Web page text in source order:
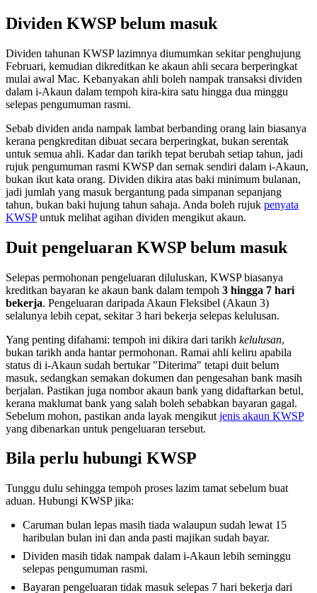
Dividen KWSP belum masuk
Dividen tahunan KWSP lazimnya diumumkan sekitar penghujung
Februari, kemudian dikreditkan ke akaun ahli secara berperingkat
mulai awal Mac. Kebanyakan ahli boleh nampak transaksi dividen
dalam i-Akaun dalam tempoh kira-kira satu hingga dua minggu
selepas pengumuman rasmi.
Sebab dividen anda nampak lambat berbanding orang lain biasanya
kerana pengkreditan dibuat secara berperingkat, bukan serentak
untuk semua ahli. Kadar dan tarikh tepat berubah setiap tahun, jadi
rujuk pengumuman rasmi KWSP dan semak sendiri dalam i-Akaun,
bukan ikut kata orang. Dividen dikira atas baki minimum bulanan,
jadi jumlah yang masuk bergantung pada simpanan sepanjang
tahun, bukan baki hujung tahun sahaja. Anda boleh rujuk penyata
KWSPuntuk melihat agihan dividen mengikut akaun.
Duit pengeluaran KWSP belum masuk
Selepas permohonan pengeluaran diluluskan, KWSP biasanya
kreditkan bayaran ke akaun bank dalam tempoh 3 hingga 7 hari
bekerja. Pengeluaran daripada Akaun Fleksibel (Akaun 3)
selalunya lebih cepat, sekitar 3 hari bekerja selepas kelulusan.
Yang penting difahami: tempoh ini dikira dari tarikh kelulusan,
bukan tarikh anda hantar permohonan. Ramai ahli keliru apabila
status di i-Akaun sudah bertukar "Diterima" tetapi duit belum
masuk, sedangkan semakan dokumen dan pengesahan bank masih
berjalan. Pastikan juga nombor akaun bank yang didaftarkan betul,
kerana maklumat bank yang salah boleh sebabkan bayaran gagal.
Sebelum mohon, pastikan anda layak mengikut jenis akaun KWSP
yang dibenarkan untuk pengeluaran tersebut.
Bila perlu hubungi KWSP
Tunggu dulu sehingga tempoh proses lazim tamat sebelum buat
aduan. Hubungi KWSP jika:
Caruman bulan lepas masih tiada walaupun sudah lewat 15
haribulan bulan ini dan anda pasti majikan sudah bayar.
Dividen masih tidak nampak dalam i-Akaun lebih seminggu
selepas pengumuman rasmi.
Bayaran pengeluaran tidak masuk selepas 7 hari bekerja dari